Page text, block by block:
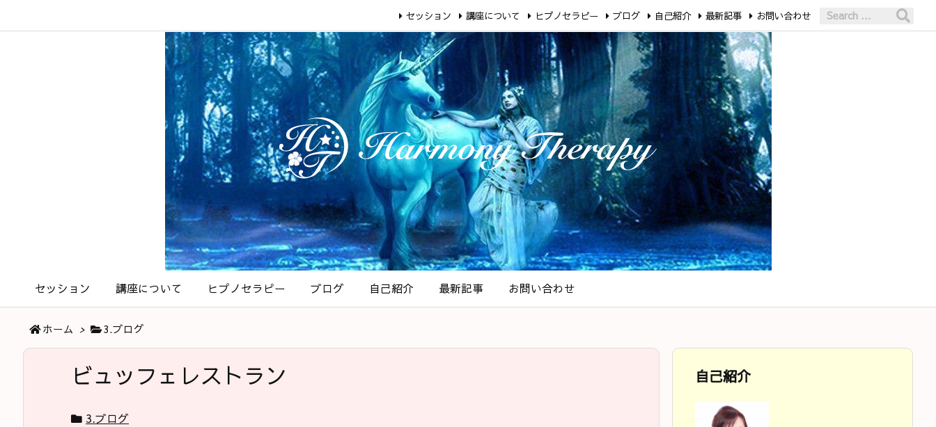
セッション 講座について ヒプノセラピー ブログ 自己紹介 最新記事 お問い合わせ
セッション 講座について ヒプノセラピー ブログ 自己紹介 最新記事 お問い合わせ
ホーム > 3.ブログ
ビュッフェレストラン
3.ブログ
自己紹介